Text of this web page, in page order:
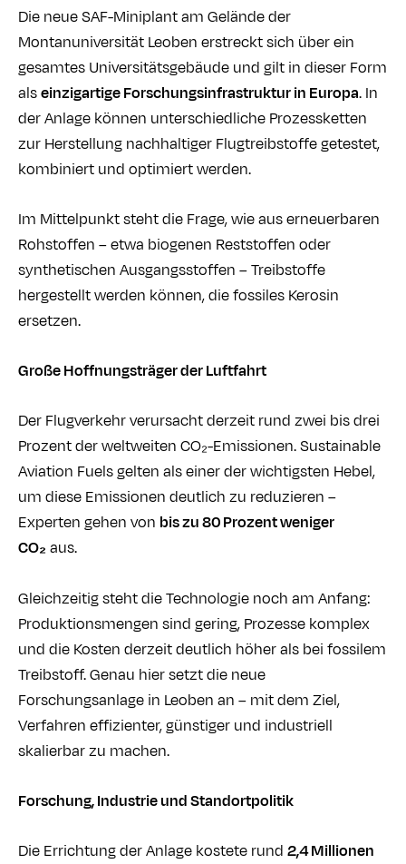
Die neue SAF-Miniplant am Gelände der
Montanuniversität Leoben erstreckt sich über ein
gesamtes Universitätsgebäude und gilt in dieser Form
alseinzigartige Forschungsinfrastruktur in Europa. In
der Anlage können unterschiedliche Prozessketten
zur Herstellung nachhaltiger Flugtreibstoffe getestet,
kombiniert und optimiert werden.
Im Mittelpunkt steht die Frage, wie aus erneuerbaren
Rohstoffen – etwa biogenen Reststoffen oder
synthetischen Ausgangsstoffen – Treibstoffe
hergestellt werden können, die fossiles Kerosin
ersetzen.
Große Hoffnungsträger der Luftfahrt
Der Flugverkehr verursacht derzeit rund zwei bis drei
Prozent der weltweiten CO₂-Emissionen. Sustainable
Aviation Fuels gelten als einer der wichtigsten Hebel,
um diese Emissionen deutlich zu reduzieren –
Experten gehen von bis zu 80 Prozent weniger
CO₂ aus.
Gleichzeitig steht die Technologie noch am Anfang:
Produktionsmengen sind gering, Prozesse komplex
und die Kosten derzeit deutlich höher als bei fossilem
Treibstoff. Genau hier setzt die neue
Forschungsanlage in Leoben an – mit dem Ziel,
Verfahren effizienter, günstiger und industriell
skalierbar zu machen.
Forschung, Industrie und Standortpolitik
Die Errichtung der Anlage kostete rund 2,4 Millionen